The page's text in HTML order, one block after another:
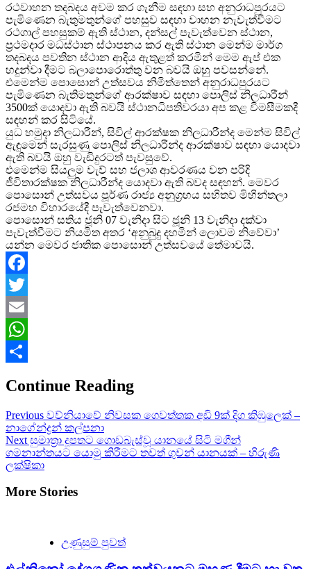
රථවාහන තදබදය අවම කර ගැනීම සඳහා සහ අනුරාධපුරයට
පැමිණෙන බැතුමතුන්ගේ පහසුව සඳහා වාහන නැවැත්වීමට
රථගාල් පහසුකම් ඇති ස්ථාන, දන්සල් පැවැත්වෙන ස්ථාන,
ප්‍රථමදාර මධස්ථාන ස්ථාපනය කර ඇති ස්ථාන මෙන්ම මාර්ග
තදබදය පවතින ස්ථාන ආදිය ඇතුළත් කරමින් මෙම ඇප් එක
හදුන්වා දීමට බලාපොරොත්තු වන බවයි ඔහු පවසන්නේ.
එමෙන්ම පොසොන් උත්සවය නිමිත්තෙන් අනුරාධපුරයට
පැමිණෙන බැතිමතුන්ගේ ආරක්ෂාව සඳහා පොලිස් නිලධාරීන්
3500ක් යොදවා ඇති බවයි ස්ථානධිපතිවරයා අප කළ විමසීමකදී
සඳහන් කර සිටියේ.
යුධ හමුදා නිලධාරීන්, සිවිල් ආරක්ෂක නිලධාරීන්ද මෙන්ම සිවිල්
ඇඳුමෙන් සැරසුණු පොලිස් නිලධාරීන්ද ආරක්ෂාව සඳහා යොදවා
ඇති බවයි ඔහු වැඩිදුරටත් පැවසුවේ.
එමෙන්ම සියලුම වැව් සහ ජලාශ ආවරණය වන පරිදි
ජීවිතාරක්ෂක නිලධාරීන්ද යොදවා ඇති බවද සඳහන්. මෙවර
පොසොන් උත්සවය පූර්ණ රාජ්‍ය අනුග්‍රහය සහිතව මිහින්තලා
රජමහ විහාරයේදී පැවැත්වෙනවා.
පොසොන් සතිය ජූනි 07 වැනිදා සිට ජූනි 13 වැනිදා දක්වා
පැවැත්වීමට නියමිත අතර ‘අනුබුදු දහමින් ලොවම නිවේවා’
යන්න මෙවර ජාතික පොසොන් උත්සවයේ තේමාවයි.
Facebook
Twitter
Email
WhatsApp
Continue Reading
Previous වව්නියාවේ නිවසක ගෙවත්තක අඩි 9ක් දිග කිඹුලෙක් –
නාගේන්ද්‍රන් කල්පනා
Next සුමාත්‍රා දූපතට ගොඩබැස්වූ යානයේ සිටි මගීන්
ගමනාන්තයට යොමු කිරීමට තවත් ගුවන් යානයක් – හිරුණි
ලක්ෂිකා
More Stories
උණුසුම් පුවත්